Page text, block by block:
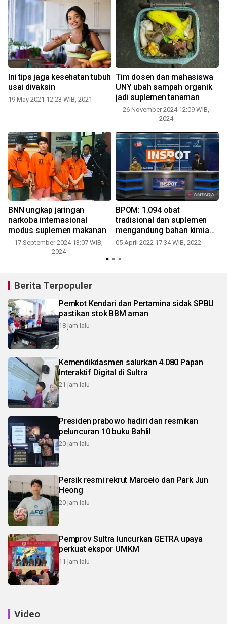
Ini tips jaga kesehatan tubuh
usai divaksin
19 May 2021 12:23 WIB, 2021
Tim dosen dan mahasiswa
UNY ubah sampah organik
jadi suplemen tanaman
26 November 2024 12:09 WIB,
2024
BNN ungkap jaringan
narkoba internasional
modus suplemen makanan
17 September 2024 13:07 WIB,
2024
BPOM: 1.094 obat
tradisional dan suplemen
mengandung bahan kimia
obat
05 April 2022 17:34 WIB, 2022
Berita Terpopuler
Pemkot Kendari dan Pertamina sidak SPBU
pastikan stok BBM aman
18 jam lalu
Kemendikdasmen salurkan 4.080 Papan
Interaktif Digital di Sultra
21 jam lalu
Presiden prabowo hadiri dan resmikan
peluncuran 10 buku Bahlil
20 jam lalu
Persik resmi rekrut Marcelo dan Park Jun
Heong
20 jam lalu
Pemprov Sultra luncurkan GETRA upaya
perkuat ekspor UMKM
11 jam lalu
Video